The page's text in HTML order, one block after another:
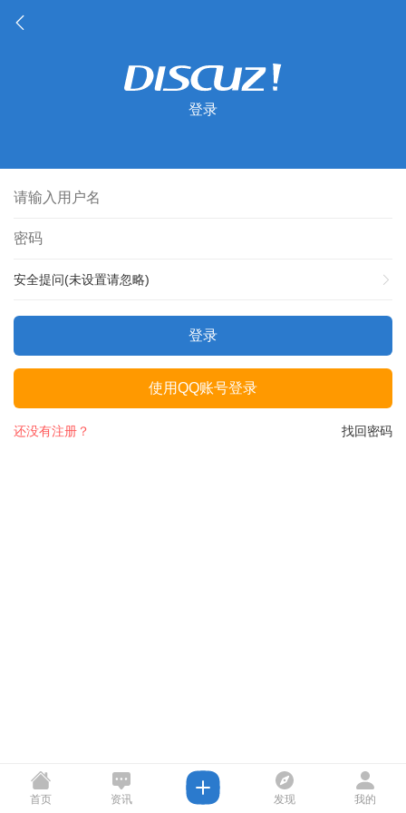
登录
安全提问(未设置请忽略)
登录
使用QQ账号登录
找回密码
还没有注册？
首页 资讯 发现 我的